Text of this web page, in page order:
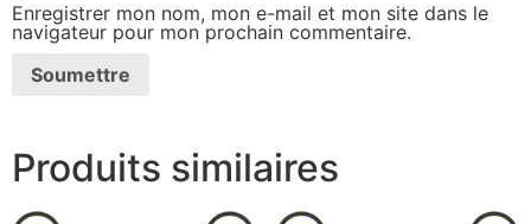
Enregistrer mon nom, mon e-mail et mon site dans le
navigateur pour mon prochain commentaire.
Produits similaires